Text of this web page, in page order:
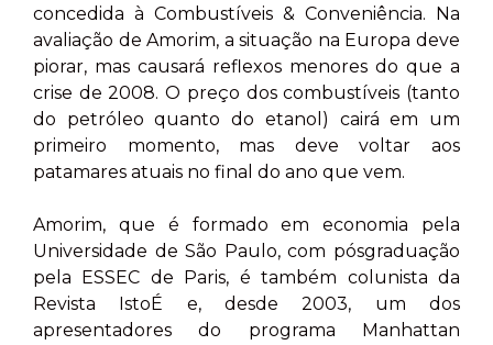
concedida à Combustíveis & Conveniência. Na
avaliação de Amorim, a situação na Europa deve
piorar, mas causará reflexos menores do que a
crise de 2008. O preço dos combustíveis (tanto
do petróleo quanto do etanol) cairá em um
primeiro momento, mas deve voltar aos
patamares atuais no final do ano que vem.
Amorim, que é formado em economia pela
Universidade de São Paulo, com pósgraduação
pela ESSEC de Paris, é também colunista da
Revista IstoÉ e, desde 2003, um dos
apresentadores do programa Manhattan